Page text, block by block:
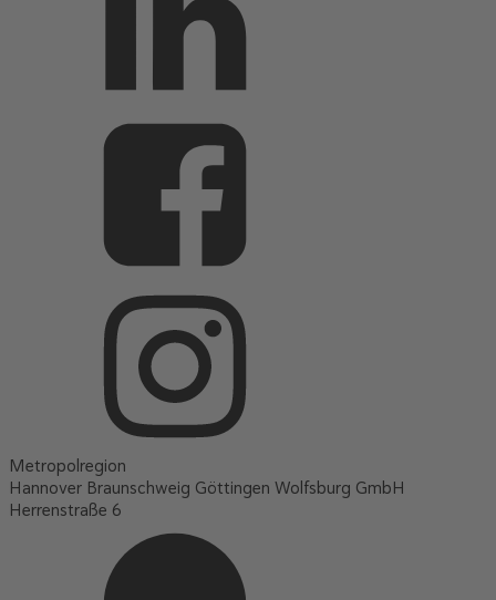
Metropolregion
Hannover Braunschweig Göttingen Wolfsburg GmbH
Herrenstraße 6